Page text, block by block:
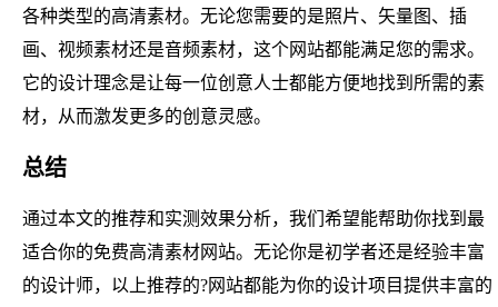
各种类型的高清素材。无论您需要的是照片、矢量图、插
画、视频素材还是音频素材，这个网站都能满足您的需求。
它的设计理念是让每一位创意人士都能方便地找到所需的素
材，从而激发更多的创意灵感。
总结
通过本文的推荐和实测效果分析，我们希望能帮助你找到最
适合你的免费高清素材网站。无论你是初学者还是经验丰富
的设计师，以上推荐的?网站都能为你的设计项目提供丰富的